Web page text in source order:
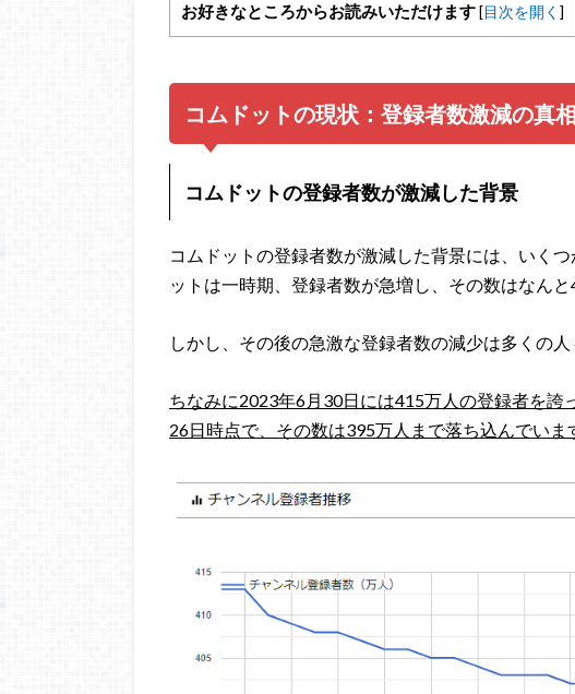
お好きなところからお読みいただけます[目次を開く ]
コムドットの現状：登録者数激減の真相
コムドットの登録者数が激減した背景
コムドットの登録者数が激減した背景には、いく
ットは一時期、登録者数が急増し、その数はなんと
しかし、その後の急激な登録者数の減少は多くの人
ちなみに2023年6月30日には415万人の登録者を誇
26日時点で、その数は395万人まで落ち込んでいま